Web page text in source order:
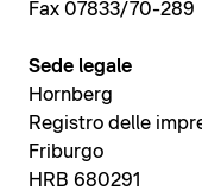
Fax 07833/70-289
Sede legale
Hornberg
Registro delle
Friburgo
HRB 680291